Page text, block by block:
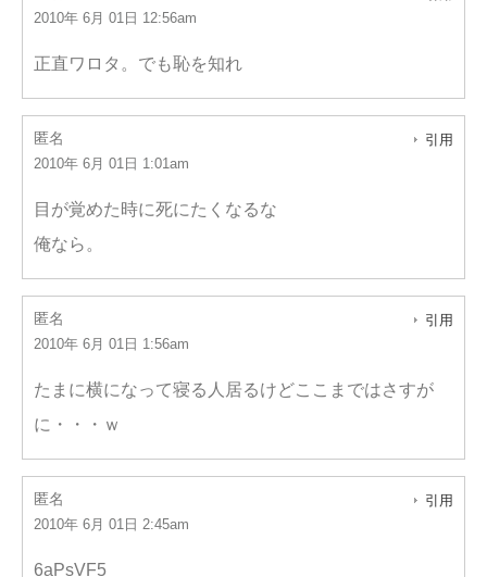
2010年 6月 01日 12:56am
正直ワロタ。でも恥を知れ
匿名
2010年 6月 01日 1:01am
引用
目が覚めた時に死にたくなるな
俺なら。
匿名
2010年 6月 01日 1:56am
引用
たまに横になって寝る人居るけどここまではさすが
に・・・ｗ
匿名
2010年 6月 01日 2:45am
引用
6aPsVF5